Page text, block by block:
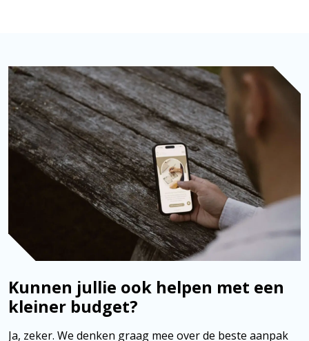
Kunnen jullie ook helpen met een
kleiner budget?
Ja, zeker. We denken graag mee over de beste aanpak